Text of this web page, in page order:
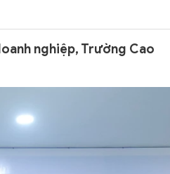
nghiệp, Trường Cao